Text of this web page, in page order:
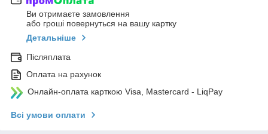
Ви отримаєте замовлення
або гроші повернуться на вашу картку
Детальніше
Післяплата
Оплата на рахунок
Онлайн-оплата карткою Visa, Mastercard - LiqPay
Всі умови оплати